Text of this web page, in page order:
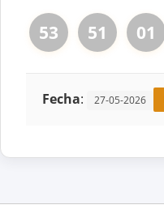
53 51 01
Fecha: 27-05-2026